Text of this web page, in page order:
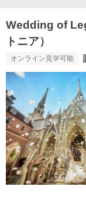
Wedding of
トニア）
オンライン見学可能